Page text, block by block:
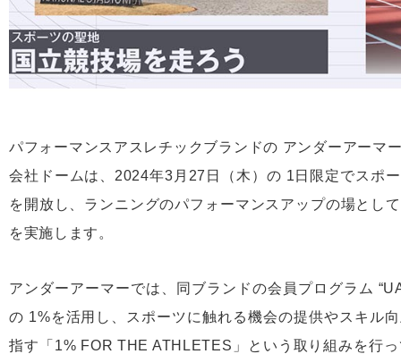
パフォーマンスアスレチックブランドの アンダーアーマ
会社ドームは、2024年3月27日（木）の 1日限定でスポ
を開放し、ランニングのパフォーマンスアップの場とし
を実施します。
アンダーアーマーでは、同ブランドの会員プログラム
の 1%を活用し、スポーツに触れる機会の提供やスキル
指す「1% FOR THE ATHLETES」という取り組みを行